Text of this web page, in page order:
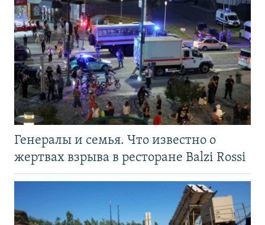
Генералы и семья. Что известно о
жертвах взрыва в ресторане Balzi Rossi